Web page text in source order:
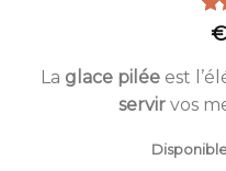
sur
€
La glace piléeest
servir vos